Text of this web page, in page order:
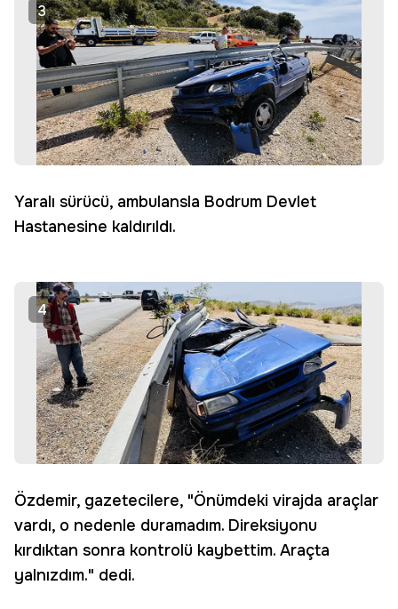
3
Yaralı sürücü, ambulansla Bodrum Devlet
Hastanesine kaldırıldı.
4
Özdemir, gazetecilere, "Önümdeki virajda araçlar
vardı, o nedenle duramadım. Direksiyonu
kırdıktan sonra kontrolü kaybettim. Araçta
yalnızdım." dedi.